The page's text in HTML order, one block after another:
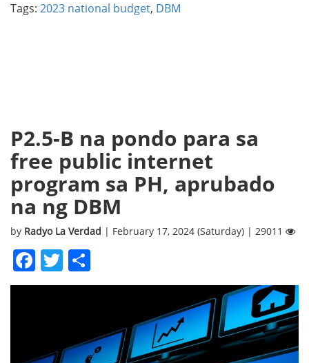
Tags: 2023 national budget, DBM
P2.5-B na pondo para sa
free public internet
program sa PH, aprubado
na ng DBM
by Radyo La Verdad | February 17, 2024 (Saturday) | 29011
Facebook
Twitter